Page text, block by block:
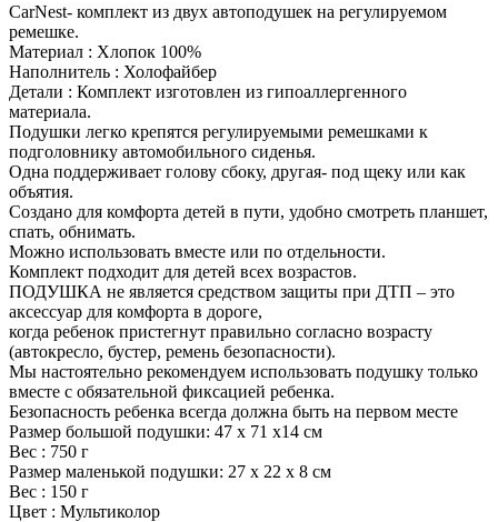
CarNest- комплект из двух автоподушек на регулируемом
ремешке.
Материал : Хлопок 100%
Наполнитель : Холофайбер
Детали : Комплект изготовлен из гипоаллергенного
материала.
Подушки легко крепятся регулируемыми ремешками к
подголовнику автомобильного сиденья.
Одна поддерживает голову сбоку, другая- под щеку или как
объятия.
Создано для комфорта детей в пути, удобно смотреть планшет,
спать, обнимать.
Можно использовать вместе или по отдельности.
Комплект подходит для детей всех возрастов.
ПОДУШКА не является средством защиты при ДТП – это
аксессуар для комфорта в дороге,
когда ребенок пристегнут правильно согласно возрасту
(автокресло, бустер, ремень безопасности).
Мы настоятельно рекомендуем использовать подушку только
вместе с обязательной фиксацией ребенка.
Безопасность ребенка всегда должна быть на первом месте
Размер большой подушки: 47 х 71 х14 см
Вес : 750 г
Размер маленькой подушки: 27 х 22 х 8 см
Вес : 150 г
Цвет : Мультиколор